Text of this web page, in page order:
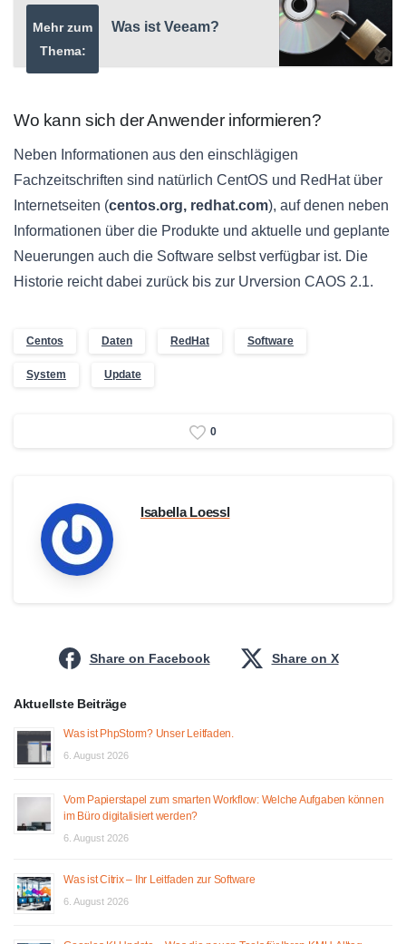
Mehr zum
Thema:
Was ist Veeam?
Wo kann sich der Anwender informieren?
Neben Informationen aus den einschlägigen
Fachzeitschriften sind natürlich CentOS und RedHatüber
Internetseiten (centos.org, redhat.com), auf denen neben
Informationen über die Produkte und aktuelle und geplante
Neuerungen auch die Software selbst verfügbar ist. Die
Historie reicht dabei zurück bis zur Urversion CAOS 2.1.
Centos Daten RedHat Software
System Update
0
Isabella Loessl
Share on Facebook Share on X
Aktuellste Beiträge
Was ist PhpStorm? Unser Leitfaden.
6. August 2026
Vom Papierstapel zum smarten Workflow: Welche Aufgaben können
im Büro digitalisiert werden?
6. August 2026
Was ist Citrix – Ihr Leitfaden zur Software
6. August 2026